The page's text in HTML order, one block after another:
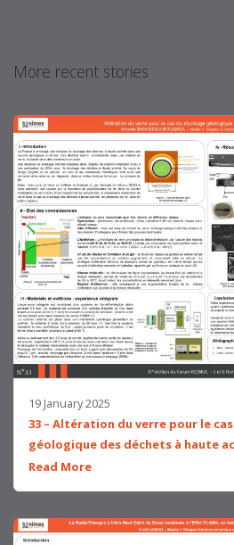
More recent stories
19 January 2025
33 – Altération du verre pour le
géologique des déchets à haute
Read More